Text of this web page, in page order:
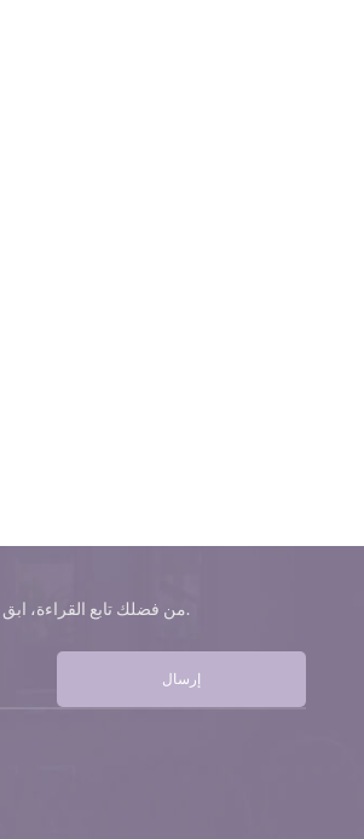
من فضلك تابع القراءة، ابق على اطلاع، اشترك، ونحن نرحب بك لتخبرنا برأيك.
إرسال